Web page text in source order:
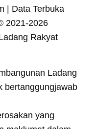
| Data Terbuka
2021-2026
Rakyat
Ladang
bertanggungjawab
yang